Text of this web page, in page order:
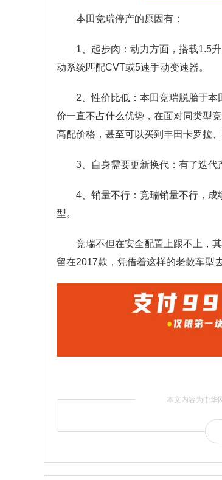
本田竞瑞停产的原因有：
1、起步肉：动力方面，搭载1.5
动系统匹配CVT或5速手动变速器。
2、性价比低：本田竞瑞脱胎于
价一直不占什么优势，在面对同类型
高配价格，甚至可以买到丰田卡罗拉
3、自身需要更新换代：有了迭代
4、销量不行：竞瑞销量不行，
型。
竞瑞不但在安全配置上跟不上，
留在2017款，凭借着这样的老款车型
本文内容为中华